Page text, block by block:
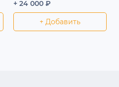
+ 24 000 ₽
+ Добавить